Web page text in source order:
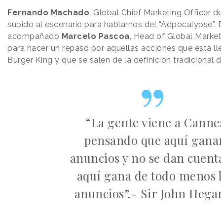
Fernando Machado, Global Chief Marketing Officer
subido al escenario para hablarnos del “Adpocalypse”.
acompañado Marcelo Pascoa, Head of Global
para hacer un repaso por aquellas acciones que está
Burger King y que se salen de la definición tradicional
“La gente viene a
pensando que aquí
anuncios y no se dan
aquí gana de todo menos
anuncios”.- Sir John